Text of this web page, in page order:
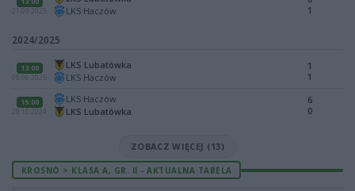
21.09.2025
LKS Haczów
1
2024/2025
13:00
08.06.2025
LKS Lubatówka
LKS Haczów
1
1
15:00
20.10.2024
LKS Haczów
LKS Lubatówka
6
0
ZOBACZ WIĘCEJ (13)
KROSNO > KLASA A, GR. II - AKTUALNA TABELA